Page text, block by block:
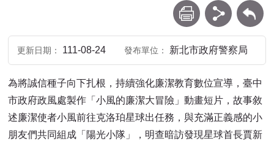
列印 分享 回上一頁
更新日期 111-08-24 發布單位 新北市政府警察局
為將誠信種子向下扎根，持續強化廉潔教育數位宣導，臺中
市政府政風處製作「小風的廉潔大冒險」動畫短片，故事敘
述廉潔使者小風前往克洛珀星球出任務，與充滿正義感的小
朋友們共同組成「陽光小隊」，明查暗訪發現星球首長賈新